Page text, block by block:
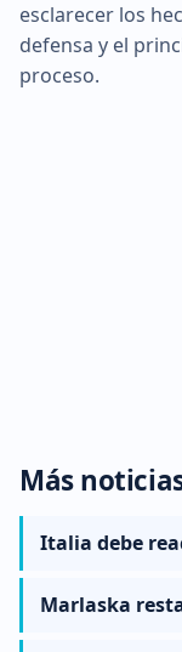
esclarecer los
defensa y el
proceso.
Más
Italia debe
Marlaska